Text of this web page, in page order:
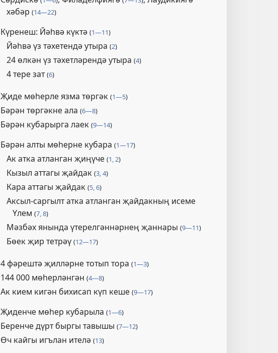
хәбәр (14—22)
Күренеш: Йәһвә күктә (1—11)
Йәһвә үз тәхетендә утыра (2)
24 өлкән үз тәхетләрендә утыра (4)
4 тере зат(6)
Җиде мөһерле язма төргәк (1—5)
Бәрән төргәкне ала (6—8)
Бәрән кубарырга лаек (9—14)
Бәрән алты мөһерне кубара (1—17)
Ак атка атланган җиңүче (1, 2)
Кызыл аттагы җайдак (3, 4)
Кара аттагы җайдак (5, 6)
Аксыл-саргылт атка атланган җайдакның исеме
Үлем (7, 8)
Мәзбәх янында үтерелгәннәрнең җаннары (9—11)
Бөек җир тетрәү (12—17)
4 фәрештә җилләрне тотып тора (1—3)
144 000 мөһерләнгән (4—8)
Ак кием кигән бихисап күп кеше (9—17)
Җиденче мөһер кубарыла (1—6)
Беренче дүрт быргы тавышы (7—12)
Өч кайгы игълан ителә (13)